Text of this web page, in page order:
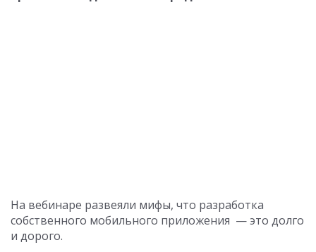
На вебинаре развеяли мифы, что разработка
собственного мобильного приложения — это долго
и дорого.